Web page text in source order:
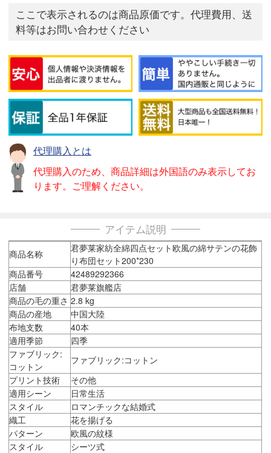
ここで表示されるのは商品原価です。代理費用、送
料等はお問い合わせください
代理購入とは
代理購入のため、商品詳細は外国語のみ表示してお
ります。ご理解ください。
アイテム説明
商品名称
君夢莱家紡全綿四点セット欧風の綿サテンの花飾
り布団セット200*230
商品番号
42489292366
店舗
君夢莱旗艦店
商品の毛の重さ 2.8 kg
商品の産地
中国大陸
布地支数
40本
適用季節
四季
ファブリック:
コットン
ファブリック:コットン
プリント技術
その他
適用シーン
日常生活
スタイル
ロマンチックな結婚式
織工
花を揚げる
パターン
欧風の紋様
スタイル
シーツ式